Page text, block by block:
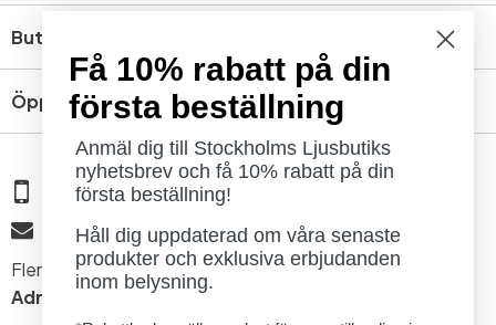
Butik
Öppettider
08 - 654 29 00
info@ljusbutik.se
Fler kontaktuppgifter »
Adress:
Kungsholmsgatan 6, 112 27 Stockholm
Få 10% rabatt på din
första beställning
Anmäl dig till Stockholms Ljusbutiks
nyhetsbrev och få 10% rabatt på din
första beställning!
Håll dig uppdaterad om våra senaste
produkter och exklusiva erbjudanden
inom belysning.